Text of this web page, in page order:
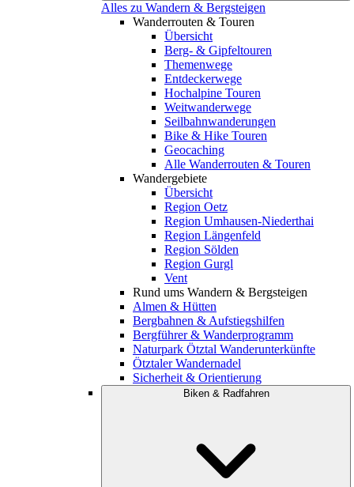
Alles zu Wandern & Bergsteigen
Wanderrouten & Touren
Übersicht
Berg- & Gipfeltouren
Themenwege
Entdeckerwege
Hochalpine Touren
Weitwanderwege
Seilbahnwanderungen
Bike & Hike Touren
Geocaching
Alle Wanderrouten & Touren
Wandergebiete
Übersicht
Region Oetz
Region Umhausen-Niederthai
Region Längenfeld
Region Sölden
Region Gurgl
Vent
Rund ums Wandern & Bergsteigen
Almen & Hütten
Bergbahnen & Aufstiegshilfen
Bergführer & Wanderprogramm
Naturpark Ötztal Wanderunterkünfte
Ötztaler Wandernadel
Sicherheit & Orientierung
Biken & Radfahren